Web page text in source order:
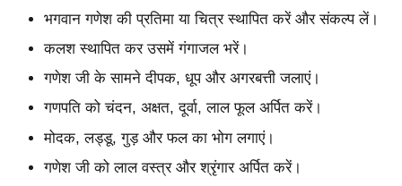
भगवान गणेश की प्रतिमा या चित्र स्थापित करें और संकल्प लें।
कलश स्थापित कर उसमें गंगाजल भरें।
गणेश जी के सामने दीपक, धूप और अगरबत्ती जलाएं।
गणपति को चंदन, अक्षत, दूर्वा, लाल फूल अर्पित करें।
मोदक, लड्डू, गुड़ और फल का भोग लगाएं।
गणेश जी को लाल वस्त्र और श्रृंगार अर्पित करें।